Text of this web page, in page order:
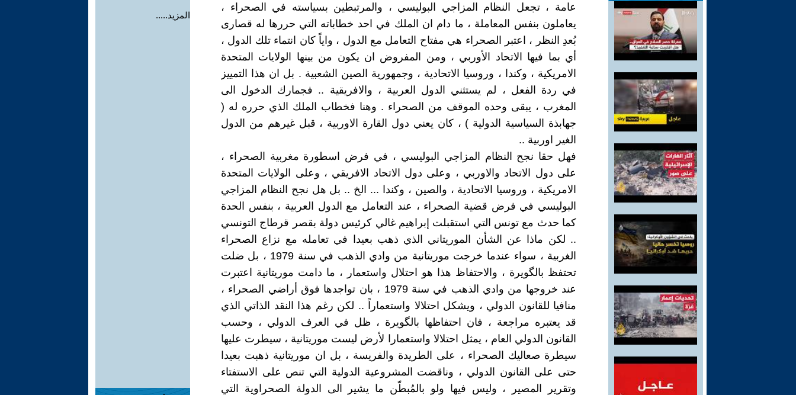
عامة ، تجعل النظام المزاجي البوليسي ، والمرتبطين بسياسته في الصحراء ،
يعاملون بنفس المعاملة ، ما دام ان الملك في احد خطاباته التي حررها له قصارى
بُعدِ النظر ، اعتبر الصحراء هي مفتاح التعامل مع الدول ، واياً كان انتماء تلك الدول ،
أي بما فيها الاتحاد الأوربي ، ومن المفروض ان يكون من بينها الولايات المتحدة
الامريكية ، وكندا ، وروسيا الاتحادية ، وجمهورية الصين الشعبية . بل ان هذا التمييز
في ردة الفعل ، لم يستثني الدول العربية ، والافريقية .. فجمارك الدخول الى
المغرب ، يبقى وحده الموقف من الصحراء . وهنا فخطاب الملك الذي حرره له (
جهابذة السياسية الدولية ) ، كان يعني دول القارة الاوربية ، قبل غيرهم من الدول
الغير اوربية ..
فهل حقا نجح النظام المزاجي البوليسي ، في فرض اسطورة مغربية الصحراء ،
على دول الاتحاد والاوربي ، وعلى دول الاتحاد الافريقي ، وعلى الولايات المتحدة
الامريكية ، وروسيا الاتحادية ، والصين ، وكندا ... الخ .. بل هل نجح النظام المزاجي
البوليسي في فرض قضية الصحراء ، عند التعامل مع الدول العربية ، بنفس الحدة
كما حدث مع تونس التي استقبلت إبراهيم غالي كرئيس دولة بقصر قرطاج التونسي
.. لكن ماذا عن الشأن الموريتاني الذي ذهب بعيدا في تعامله مع نزاع الصحراء
الغربية ، سواء عندما خرجت موريتانية من وادي الذهب في سنة 1979 ، بل ضلت
تحتفظ بالگويرة ، والاحتفاظ هذا هو احتلال واستعمار ، ما دامت موريتانية اعتبرت
عند خروجها من وادي الذهب في سنة 1979 ، بان تواجدها فوق أراضي الصحراء ،
منافيا للقانون الدولي ، ويشكل احتلالا واستعماراً .. لكن رغم هذا النقد الذاتي الذي
قد يعتبره مراجعة ، فان احتفاظها بالگويرة ، ظل في العرف الدولي ، وحسب
القانون الدولي العام ، يمثل احتلالا واستعمارا لأرض ليست موريتانية ، سيطرت عليها
سيطرة صعاليك الصحراء ، على الطريدة والفريسة ، بل ان موريتانية ذهبت بعيدا
حتى على القانون الدولي ، وناقضت المشروعية الدولية التي تنص على الاستفتاء
وتقرير المصير ، وليس فيها ولو بالمُبطّن ما يشير الى الدولة الصحراوية التي
المزيد.....